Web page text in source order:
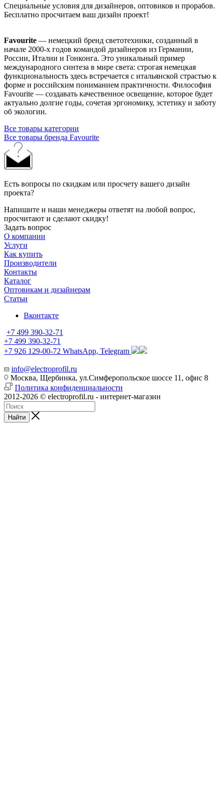
Специальные условия для дизайнеров, оптовиков и прорабов.
Бесплатно просчитаем ваш дизайн проект!
Favourite — немецкий бренд светотехники, созданный в
начале 2000-х годов командой дизайнеров из Германии,
России, Италии и Гонконга. Это уникальный пример
международного синтеза в мире света: строгая немецкая
функциональность здесь встречается с итальянской страстью к
форме и российским пониманием практичности. Философия
Favourite — создавать качественное освещение, которое будет
актуально долгие годы, сочетая эргономику, эстетику и заботу
об экологии.
Все товары категории
Все товары бренда Favourite
Есть вопросы по скидкам или просчету вашего дизайн
проекта?
Напишите и наши менеджеры ответят на любой вопрос,
просчитают и сделают скидку!
Задать вопрос
О компании
Услуги
Как купить
Производители
Контакты
Каталог
Оптовикам и дизайнерам
Статьи
Вконтакте
+7 499 390-32-71
+7 499 390-32-71
+7 926 129-00-72 WhatsApp, Telegram
info@electroprofil.ru
Москва, Щербинка, ул.Симферопольское шоссе 11, офис 8
Политика конфиденциальности
2012-2026 © electroprofil.ru - интернет-магазин
Найти